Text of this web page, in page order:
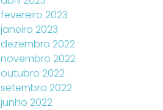
fevereiro 2023
janeiro 2023
dezembro 2022
novembro 2022
outubro 2022
setembro 2022
junho 2022